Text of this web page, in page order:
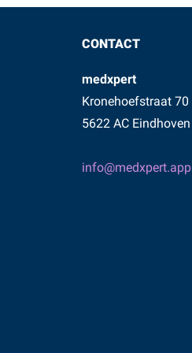
CONTACT
medxpert
Kronehoefstraat 70
5622 AC Eindhoven
info@medxpert.app